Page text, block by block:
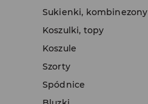
Sukienki, kombinezony
Koszulki, topy
Koszule
Szorty
Spódnice